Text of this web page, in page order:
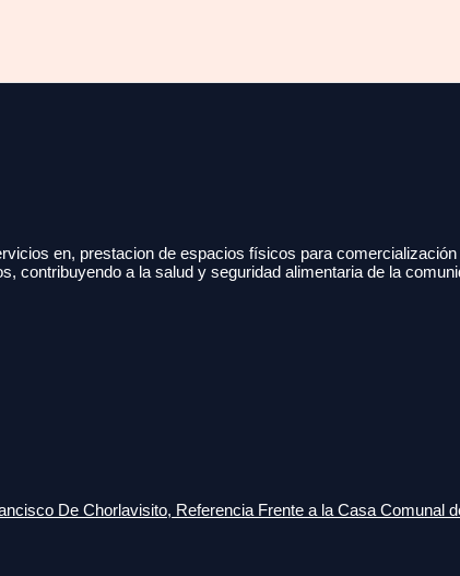
en, prestacion de espacios físicos para
contribuyendo a la salud y seguridad alimentaria de la
De Chorlavisito, Referencia Frente a la Casa Comunal